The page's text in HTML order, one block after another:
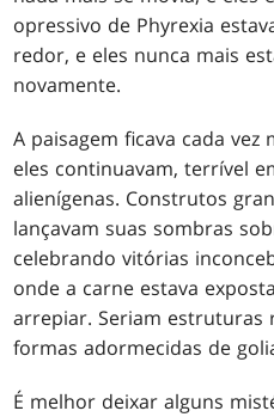
opressivo de Phyrexia
redor, e eles nunca mais
novamente.
A paisagem ficava cada
eles continuavam, terrível
alienígenas. Construtos
lançavam suas sombras
celebrando vitórias
onde a carne estava
arrepiar. Seriam
formas adormecidas de
É melhor deixar alguns